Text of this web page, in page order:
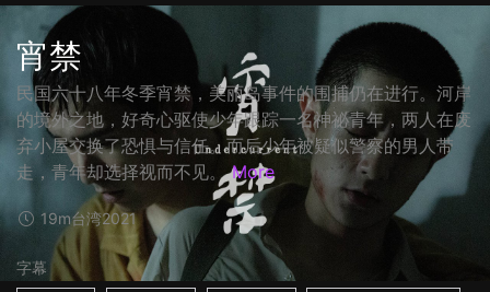
宵禁
民国六十八年冬季宵禁，美丽岛事件的围捕仍在进行。河岸
的境外之地，好奇心驱使少年跟踪一名神祕青年，两人在废
弃小屋交换了恐惧与信任。而后少年被疑似警察的男人带
走，青年却选择视而不见。 More
19m台湾2021
字幕